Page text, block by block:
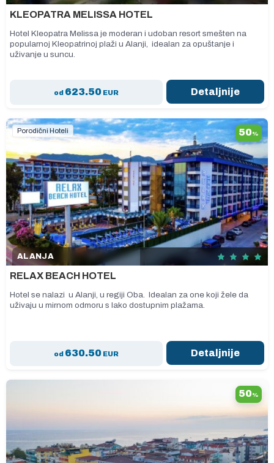
KLEOPATRA MELISSA HOTEL
Hotel Kleopatra Melissa je moderan i udoban resort smešten na
popularnoj Kleopatrinoj plaži u Alanji, idealan za opuštanje i
uživanje u suncu.
od 623.50EUR Detaljnije
Porodični Hoteli 50%
ALANJA
RELAX BEACH HOTEL
Hotel se nalazi u Alanji, u regiji Oba. Idealan za one koji žele da
uživaju u mirnom odmoru s lako dostupnim plažama.
od 630.50EUR Detaljnije
50%